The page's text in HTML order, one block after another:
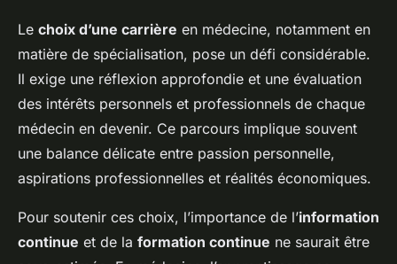
Le choix d’une carrière en médecine, notamment en
matière de spécialisation, pose un défi considérable.
Il exige une réflexion approfondie et une évaluation
des intérêts personnels et professionnels de chaque
médecin en devenir. Ce parcours implique souvent
une balance délicate entre passion personnelle,
aspirations professionnelles et réalités économiques.
Pour soutenir ces choix, l’importance de l’information
continue et de la formation continue ne saurait être